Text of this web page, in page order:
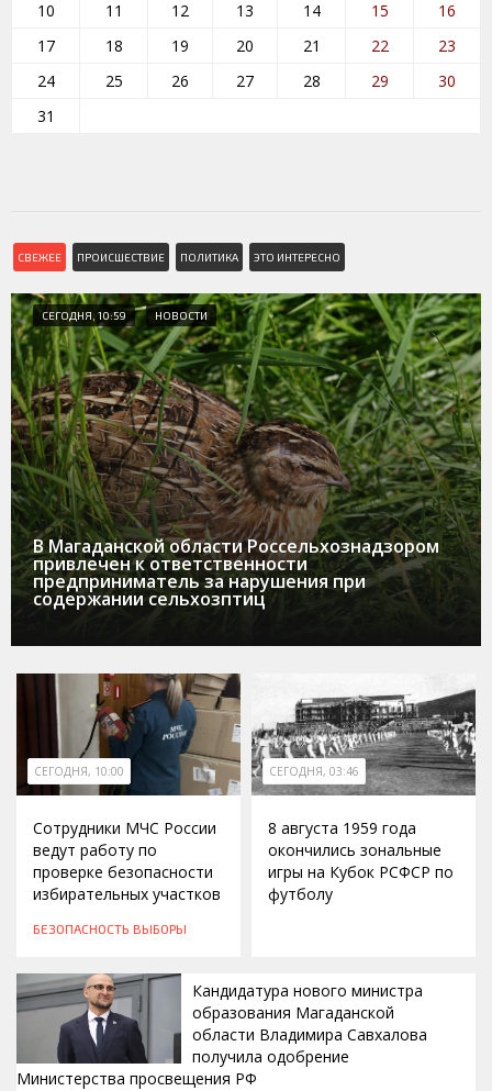
10 11 12 13 14 15
16
17
18 19 20 21 22
23
24
25 26 27 28 29
30
31
СВЕЖЕЕ ПРОИСШЕСТВИЕ ПОЛИТИКА ЭТО ИНТЕРЕСНО
СЕГОДНЯ, 10:59 НОВОСТИ
В Магаданской области Россельхознадзором
привлечен к ответственности
предприниматель за нарушения при
содержании сельхозптиц
СЕГОДНЯ, 10:00
Сотрудники МЧС России
ведут работу по
проверке безопасности
избирательных участков
БЕЗОПАСНОСТЬ ВЫБОРЫ
СЕГОДНЯ, 03:46
8 августа 1959 года
окончились зональные
игры на Кубок РСФСР по
футболу
Кандидатура нового министра
образования Магаданской
области Владимира Савхалова
получила одобрение
Министерства просвещения РФ